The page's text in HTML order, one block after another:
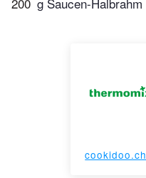
cookidoo.ch